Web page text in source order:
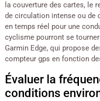
la couverture des cartes, le
de circulation intense ou de
en temps réel pour une
cyclisme pourront se
Garmin Edge, qui propose
compteur gps en fonction
Évaluer la
conditions